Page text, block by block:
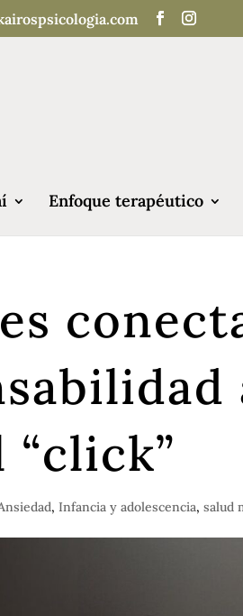
Enfoque terapéutico
,Infancia y adolescencia,salud